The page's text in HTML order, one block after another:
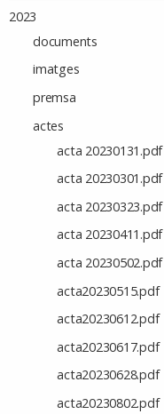
2023
documents
imatges
premsa
actes
acta 20230131.pdf
acta 20230301.pdf
acta 20230323.pdf
acta 20230411.pdf
acta 20230502.pdf
acta20230515.pdf
acta20230612.pdf
acta20230617.pdf
acta20230628.pdf
acta20230802.pdf